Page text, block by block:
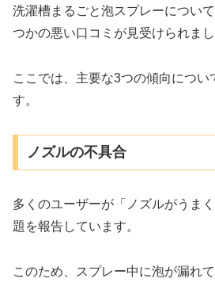
洗濯槽まるごと泡スプレーについ
つかの悪い口コミが見受けられまし
ここでは、主要な3つの傾向につい
す。
ノズルの不具合
多くのユーザーが「ノズルがうま
題を報告しています。
このため、スプレー中に泡が漏れ